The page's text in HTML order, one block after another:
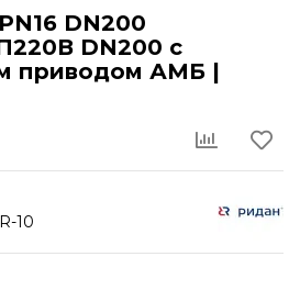
DN200
DN200 с
приводом АМБ |
10